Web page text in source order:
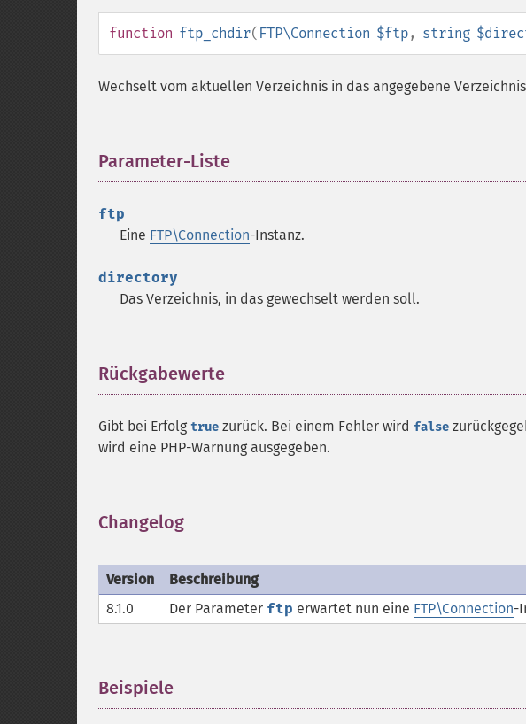
function ftp_chdir( FTP\Connection $ftp, string
Wechselt vom aktuellen Verzeichnis in das angegebene
Parameter-Liste
ftp
Eine FTP\Connection-Instanz.
directory
Das Verzeichnis, in das gewechselt werden soll.
Rückgabewerte
Gibt bei Erfolg true zurück. Bei einem Fehler wird false
wird eine PHP-Warnung ausgegeben.
Changelog
Version
Beschreibung
8.1.0
Der Parameter ftp erwartet nun eine FTP\Connection-
Beispiele